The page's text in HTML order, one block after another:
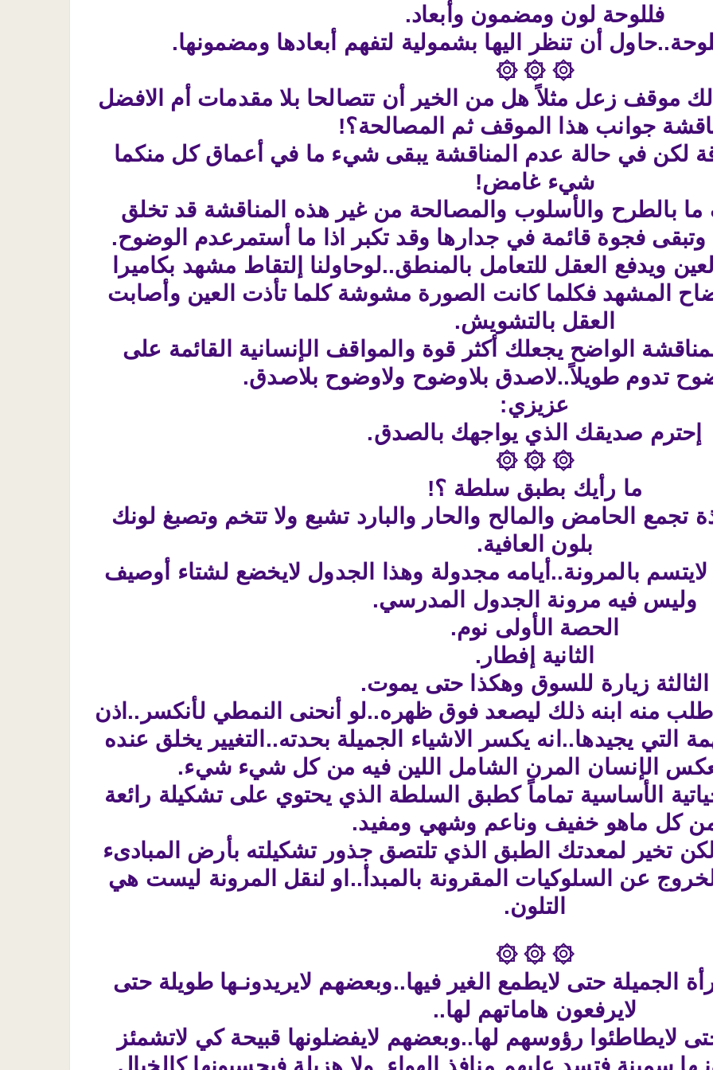
فللوحة لون ومضمون وأبعاد.
أن تنظر اليها بشمولية لتفهم أبعادها ومضمونها.
۞ ۞ ۞
موقف زعل مثلاً هل من الخير أن تتصالحا بلا مقدمات أم الافضل
جوانب هذا الموقف ثم المصالحة؟!
لكن في حالة عدم المناقشة يبقى شيء ما في أعماق كل منكما
شيء غامض!
بالطرح والأسلوب والمصالحة من غير هذه المناقشة قد تخلق
فجوة قائمة في جدارها وقد تكبر اذا ما أستمرعدم الوضوح.
ويدفع العقل للتعامل بالمنطق..لوحاولنا إلتقاط مشهد بكاميرا
المشهد فكلما كانت الصورة مشوشة كلما تأذت العين وأصابت
العقل بالتشويش.
الواضح يجعلك أكثر قوة والمواقف الإنسانية القائمة على
تدوم طويلاً..لاصدق بلاوضوح ولاوضوح بلاصدق.
عزيزي:
إحترم صديقك الذي يواجهك بالصدق.
۞ ۞ ۞
ما رأيك بطبق سلطة ؟!
تجمع الحامض والمالح والحار والبارد تشبع ولا تتخم وتصبغ لونك
بلون العافية.
بالمرونة..أيامه مجدولة وهذا الجدول لايخضع لشتاء أوصيف
وليس فيه مرونة الجدول المدرسي.
الحصة الأولى نوم.
الثانية إفطار.
الثالثة زيارة للسوق وهكذا حتى يموت.
منه ابنه ذلك ليصعد فوق ظهره..لو أنحنى النمطي لأنكسر..اذن
يجيدها..انه يكسر الاشياء الجميلة بحدته..التغيير يخلق عنده
بعكس الإنسان المرن الشامل اللين فيه من كل شيء شيء.
الأساسية تماماً كطبق السلطة الذي يحتوي على تشكيلة رائعة
كل ماهو خفيف وناعم وشهي ومفيد.
تخير لمعدتك الطبق الذي تلتصق جذور تشكيلته بأرض المبادىء
عن السلوكيات المقرونة بالمبدأ..او لنقل المرونة ليست هي
التلون.
۞ ۞ ۞
الجميلة حتى لايطمع الغير فيها..وبعضهم لايريدونـها طويلة حتى
لايرفعون هاماتهم لها..
لايطاطئوا رؤوسهم لها..وبعضهم لايفضلونها قبيحة كي لاتشمئز